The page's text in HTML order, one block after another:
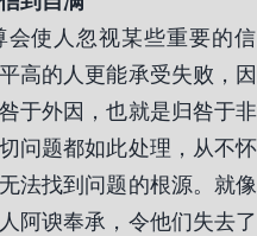
使人忽视某些重要的信
高的人更能承受失败，因
于外因，也就是归咎于非
问题都如此处理，从不怀
法找到问题的根源。就像
阿谀奉承，令他们失去了